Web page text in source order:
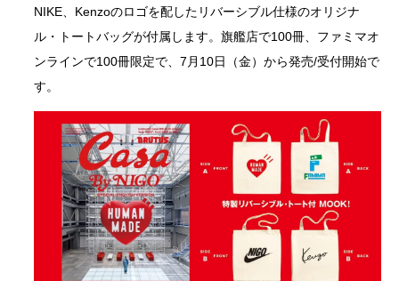
NIKE、Kenzoのロゴを配したリバーシブル仕様のオリジナ
ル・トートバッグが付属します。旗艦店で100冊、ファミマオ
ンラインで100冊限定で、7月10日（金）から発売/受付開始で
す。